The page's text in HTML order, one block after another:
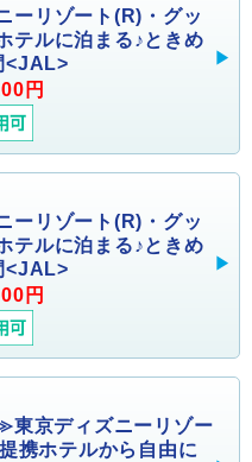
ーリゾート(R)・グッ
テルに泊まる♪ときめ
<JAL>
円
ーリゾート(R)・グッ
テルに泊まる♪ときめ
<JAL>
円
京ディズニーリゾー
携ホテルから自由に